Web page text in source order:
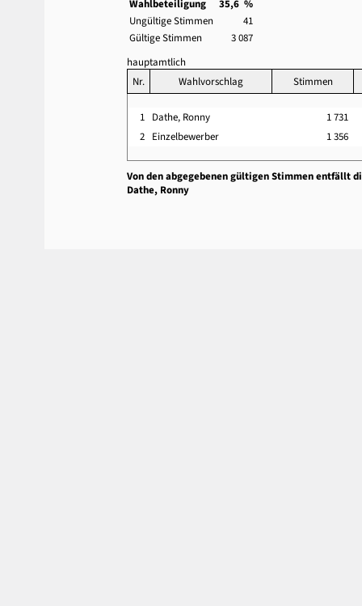
Wahlbeteiligung
35,6 %
Ungültige Stimmen
41
Gültige Stimmen
3 087
hauptamtlich
Nr.
Wahlvorschlag Stimmen
1 Dathe, Ronny
1 731
2 Einzelbewerber 1 356
Von den abgegebenen gültigen Stimmen entfällt
Dathe, Ronny